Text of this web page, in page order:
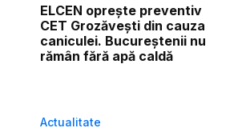
ELCEN oprește preventiv
CET Grozăvești din cauza
caniculei. Bucureștenii nu
rămân fără apă caldă
Actualitate